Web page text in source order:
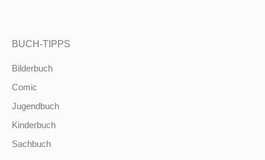
BUCH-TIPPS
Bilderbuch
Comic
Jugendbuch
Kinderbuch
Sachbuch